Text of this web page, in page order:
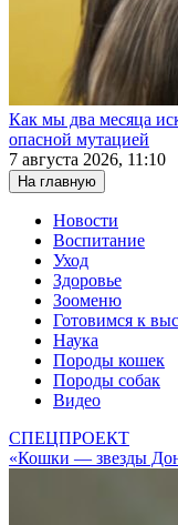
Как мы два месяца
опасной мутацией
7 августа 2026, 11:10
На главную
Новости
Воспитание
Уход
Здоровье
Зооменю
Готовимся к
Наука
Породы кошек
Породы собак
Видео
СПЕЦПРОЕКТ
«Кошки — звезды